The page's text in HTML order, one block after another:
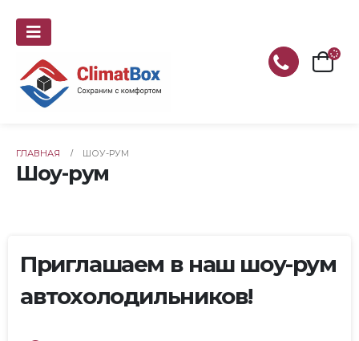
ГЛАВНАЯ ШОУ-РУМ
Шоу-рум
Приглашаем в наш шоу-рум
автохолодильников!